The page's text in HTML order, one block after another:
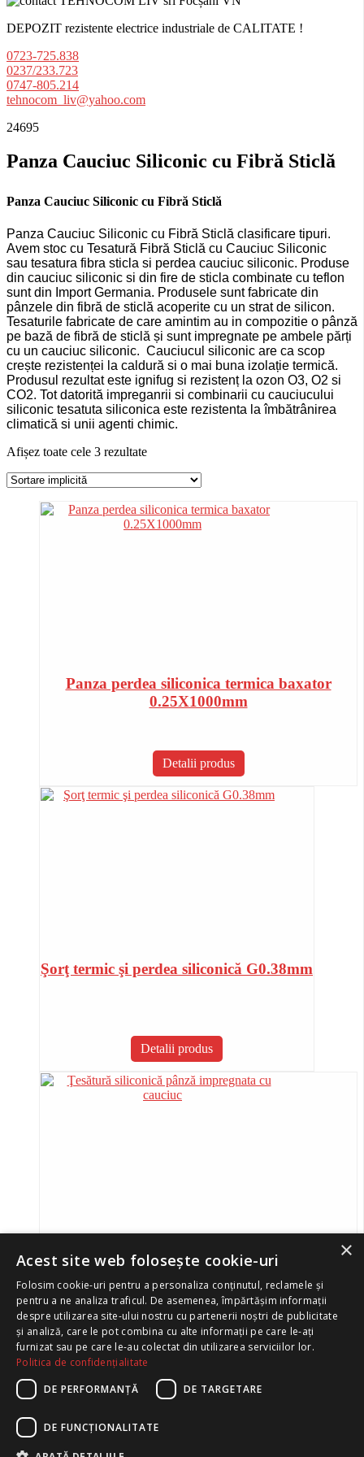
DEPOZIT rezistente electrice industriale de CALITATE !
0723-725.838
0237/233.723
0747-805.214
tehnocom_liv@yahoo.com
24695
Panza Cauciuc Siliconic cu Fibră Sticlă
Panza Cauciuc Siliconic cu Fibră Sticlă
Panza Cauciuc Siliconic cu Fibră Sticlă clasificare tipuri.
Avem stoc cu Tesatură Fibră Sticlă cu Cauciuc Siliconic
sau tesatura fibra sticla si perdea cauciuc siliconic. Produse
din cauciuc siliconic si din fire de sticla combinate cu teflon
sunt din Import Germania. Produsele sunt fabricate din
pânzele din fibră de sticlă acoperite cu un strat de silicon.
Tesaturile fabricate de care amintim au in compozitie o pânză
pe bază de fibră de sticlă și sunt impregnate pe ambele părți
cu un cauciuc siliconic. Cauciucul siliconic are ca scop
crește rezistenței la caldură si o mai buna izolație termică.
Produsul rezultat este ignifug si rezistenț la ozon O3, O2 si
CO2. Tot datorită impreganrii si combinarii cu cauciucului
siliconic tesatuta siliconica este rezistenta la îmbătrânirea
climatică si unii agenti chimic.
Afișez toate cele 3 rezultate
Panza perdea siliconica termica baxator
0.25X1000mm
Detalii produs
Şorţ termic şi perdea siliconică G0.38mm
Detalii produs
Ţesătură siliconică pânză impregnata cu
cauciuc
Detalii produs
FivePlus
×
Acest site web folosește cookie-uri
Folosim cookie-uri pentru a personaliza conținutul, reclamele și
pentru a ne analiza traficul. De asemenea, împărtășim informații
despre utilizarea site-ului nostru cu partenerii noștri de publicitate
și analiză, care le pot combina cu alte informații pe care le-ați
furnizat sau pe care le-au colectat din utilizarea serviciilor lor.
Politica de confidențialitate
DE PERFORMANȚĂ
DE TARGETARE
DE FUNCŢIONALITATE